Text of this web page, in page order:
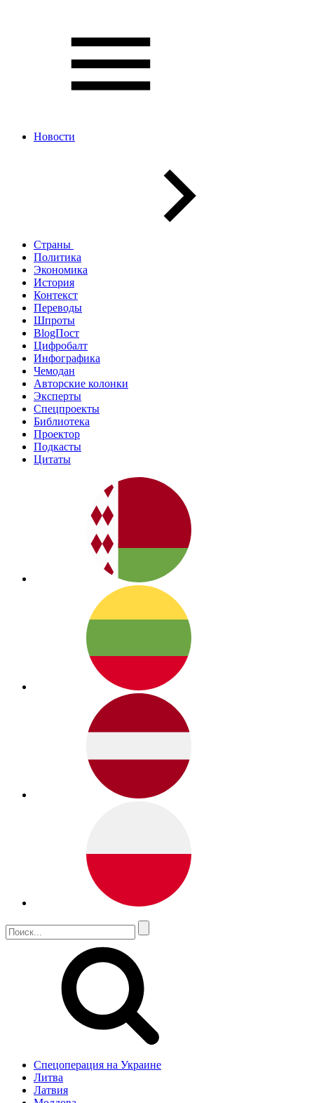
Новости
Страны
Политика
Экономика
История
Контекст
Переводы
Шпроты
BlogПост
Цифробалт
Инфографика
Чемодан
Авторские колонки
Эксперты
Спецпроекты
Библиотека
Проектор
Подкасты
Цитаты
Спецоперация на Украине
Литва
Латвия